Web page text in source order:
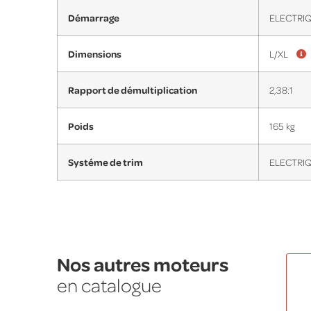
Démarrage
Dimensions L/XL
Rapport de démultiplication 2,38:1
Poids 165 kg
Systéme de trim
Nos autres moteurs
en catalogue